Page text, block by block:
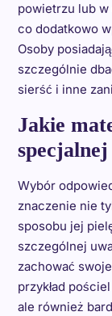
powietrzu lub
co dodatkowo
Osoby
szczególnie
sierść i inne
Jakie
Wybór
znaczenie nie
sposobu jej
szczególnej
zachować
przykład
ale również